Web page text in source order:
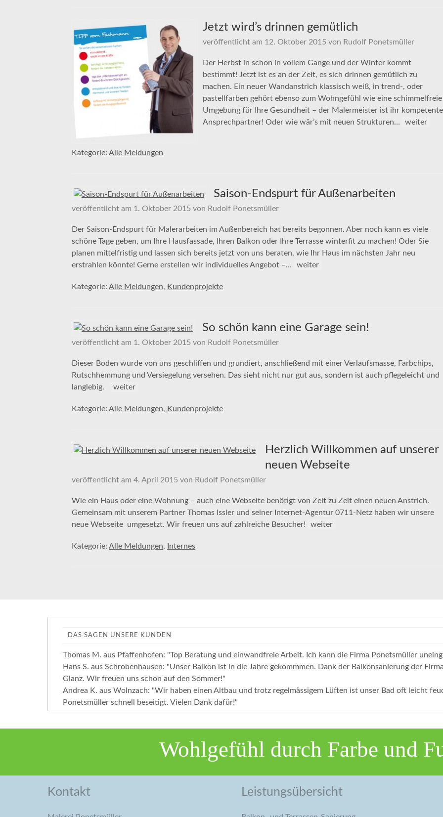
Jetzt wird’s drinnen gemütlich
veröffentlicht am 12. Oktober 2015 von Rudolf Ponetsmüller
Der Herbst in schon in vollem Gange und der Winter kommt
bestimmt! Jetzt ist es an der Zeit, es sich drinnen gemütlich zu
machen. Ein neuer Wandanstrich klassisch weiß, in trend-, oder
pastellfarben gehört ebenso zum Wohngefühl wie eine schimmelfreie
Umgebung für Ihre Gesundheit – der Malermeister ist ihr
Ansprechpartner! Oder wie wär’s mit neuen Strukturen…
weiter
Kategorie: Alle Meldungen
Saison-Endspurt für Außenarbeiten
veröffentlicht am 1. Oktober 2015 von Rudolf Ponetsmüller
Der Saison-Endspurt für Malerarbeiten im Außenbereich hat bereits begonnen. Aber noch kann es viele
schöne Tage geben, um Ihre Hausfassade, Ihren Balkon oder Ihre Terrasse winterfit zu machen! Oder Sie
planen mittelfristig und lassen sich bereits jetzt von uns beraten, wie Ihr Haus im nächsten Jahr neu
erstrahlen könnte! Gerne erstellen wir individuelles Angebot –…
weiter
Kategorie: Alle Meldungen, Kundenprojekte
So schön kann eine Garage sein!
veröffentlicht am 1. Oktober 2015 von Rudolf Ponetsmüller
Dieser Boden wurde von uns geschliffen und grundiert, anschließend mit einer Verlaufsmasse, Farbchips,
Rutschhemmung und Versiegelung versehen. Das sieht nicht nur gut aus, sondern ist auch pflegeleicht und
langlebig.
weiter
Kategorie: Alle Meldungen, Kundenprojekte
Herzlich Willkommen auf unserer
neuen Webseite
veröffentlicht am 4. April 2015 von Rudolf Ponetsmüller
Wie ein Haus oder eine Wohnung – auch eine Webseite benötigt von Zeit zu Zeit einen neuen Anstrich.
Gemeinsam mit unserem Partner Thomas Issler und seiner Internet-Agentur 0711-Netz haben wir unsere
neue Webseite umgesetzt. Wir freuen uns auf zahlreiche Besucher!
weiter
Kategorie: Alle Meldungen, Internes
DAS SAGEN UNSERE KUNDEN
Thomas M. aus Pfaffenhofen: "Top Beratung und einwandfreie Arbeit. Ich kann die Firma Ponetsmüller
Hans S. aus Schrobenhausen: "Unser Balkon ist in die Jahre gekommmen. Dank der Balkonsanierung der
Glanz. Wir freuen uns schon auf den Sommer!"
Andrea K. aus Wolnzach: "Wir haben einen Altbau und trotz regelmässigem Lüften ist unser Bad oft leicht
Ponetsmüller schnell beseitigt. Vielen Dank dafür!"
Wohlgefühl durch Farbe und
Kontakt Leistungsübersicht